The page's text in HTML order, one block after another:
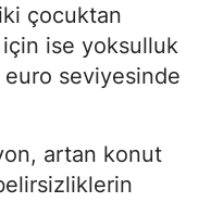
çocuktan
ise yoksulluk
euro seviyesinde
artan konut